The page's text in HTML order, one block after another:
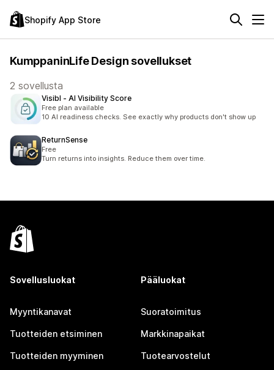
Shopify App Store
KumppaninLife Design sovellukset
2 sovellusta
Visibl ‑ AI Visibility Score
Free plan available
10 AI readiness checks. See exactly why products don't show up
ReturnSense
Free
Turn returns into insights. Reduce them over time.
Sovellusluokat
Myyntikanavat
Tuotteiden etsiminen
Tuotteiden myyminen
Pääluokat
Suoratoimitus
Markkinapaikat
Tuotearvostelut